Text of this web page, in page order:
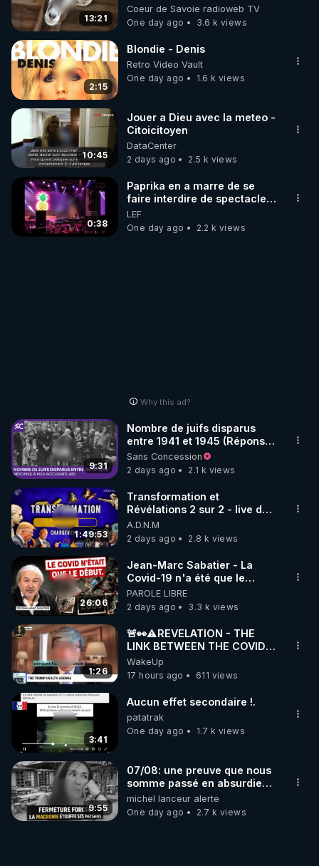
13:21
Coeur de Savoie radioweb TV
One day ago
3.6 k views
2:15
Blondie - Denis
Retro Video Vault
One day ago
1.6 k views
10:45
Jouer a Dieu avec la meteo -
Citoicitoyen
DataCenter
2 days ago
2.5 k views
0:38
Paprika en a marre de se
faire interdire de spectacle.
Elle décide donc de devenir
DJ !
LEF
One day ago
2.2 k views
Why this ad?
9:31
Nombre de juifs disparus
entre 1941 et 1945 (Réponse
à mes accusateurs)
Sans Concession
2 days ago
2.1 k views
1:49:53
Transformation et
Révélations 2 sur 2 - live du
07/08/26
A.D.N.M
2 days ago
2.8 k views
26:06
Jean-Marc Sabatier - La
Covid-19 n'a été que le
début - L'ARNm & l'ARNm-aa
jusqu où auront-t-il ?
PAROLE LIBRE
2 days ago
3.3 k views
1:26
🚨👀⚠️REVELATION - THE
LINK BETWEEN THE COVID
VACCINE AND CANCER -LIEN
VACCIN COVID ET CANCER
WakeUp
17 hours ago
611 views
3:41
Aucun effet secondaire !.
patatrak
One day ago
1.7 k views
9:55
07/08: une preuve que nous
somme passé en absurdie
une dictature qui veut faire
taire ses opposant !
michel lanceur alerte
One day ago
2.7 k views